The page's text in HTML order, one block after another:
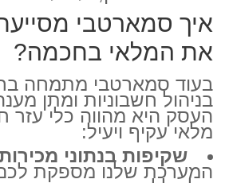
איך סמארטבי
את המלאי בחכמה?
בעוד סמארטבי מתמחה
בניהול חשבוניות ומתן
העסק היא מהווה כלי עזר
מלאי עקיף ויעיל:
שקיפות בנתוני
המערכת שלנו מספקת